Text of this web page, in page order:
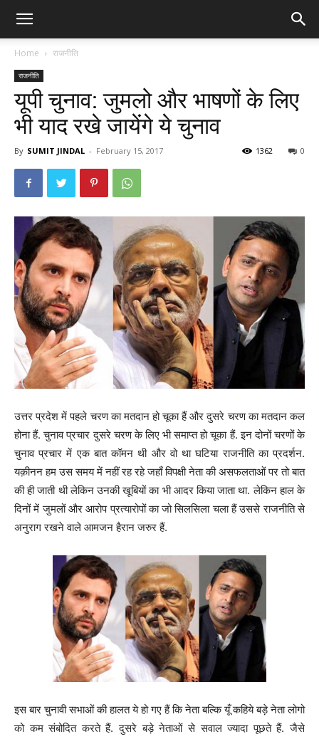
Home राजनीति
राजनीति
यूपी चुनाव: जुमलो और भाषणों के लिए
भी याद रखे जायेंगे ये चुनाव
By SUMIT JINDAL - February 15, 2017 0
1362
उत्तर प्रदेश में पहले चरण का मतदान हो चूका हैं और दुसरे चरण का मतदान कल
होना हैं. चुनाव प्रचार दुसरे चरण के लिए भी समाप्त हो चूका हैं. इन दोनों चरणों के
चुनाव प्रचार में एक बात कॉमन थी और वो था घटिया राजनीति का प्रदर्शन.
यक़ीनन हम उस समय में नहीं रह रहे जहाँ विपक्षी नेता की असफलताओं पर तो बात
की ही जाती थी लेकिन उनकी खूबियों का भी आदर किया जाता था. लेकिन हाल के
दिनों में जुमलों और आरोप प्रत्यारोपों का जो सिलसिला चला हैं उससे राजनीति से
अनुराग रखने वाले आमजन हैरान जरुर हैं.
इस बार चुनावी सभाओं की हालत ये हो गए हैं कि नेता बल्कि यूँ कहिये बड़े नेता लोगो
को कम संबोदित करते हैं. दुसरे बड़े नेताओं से सवाल ज्यादा पूछते हैं. जैसे